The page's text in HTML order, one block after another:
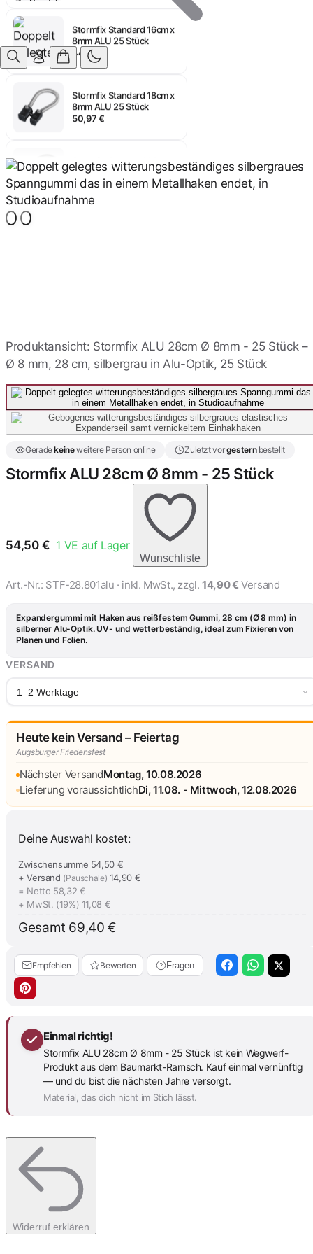
Anmelden
8mm ALU 25 Stück
44,60 €
8mm ALU 25 Stück
50,97 €
8mm ALU 25 Stück
50,97 €
Stormfix Standard 14cm x
8mm ALU 25 Stück
44,60 €
Stormfix Standard 16cm x
8mm ALU 25 Stück
44,60 €
Stormfix Standard 18cm x
Stormfix Standard 20cm x
8mm ALU 25 Stück
Produktansicht: Stormfix ALU 28cm Ø 8mm - 25 Stück –
Ø 8 mm, 28 cm, silbergrau in Alu-Optik, 25 Stück
Geradekeineweitere Person online Zuletzt vorgesternbestellt
Stormfix ALU 28cm Ø 8mm - 25 Stück
54,50 € 1 VE auf Lager
Wunschliste
Art.-Nr.: STF-28.801alu · inkl. MwSt., zzgl.14,90 € Versand
Expandergummi mit Haken aus reißfestem Gummi, 28 cm (Ø 8 mm) in
silberner Alu-Optik. UV- und wetterbeständig, ideal zum Fixieren von
Planen und Folien.
VERSAND
1–2 Werktage
Heute kein Versand – Feiertag
Augsburger Friedensfest
Nächster VersandMontag, 10.08.2026
Lieferung voraussichtlichDi, 11.08. - Mittwoch, 12.08.2026
Deine Auswahl kostet:
Zwischensumme 54,50 €
+ Versand (Pauschale) 14,90 €
= Netto 58,32 €
+ MwSt. (19%) 11,08 €
Gesamt 69,40 €
Empfehlen Bewerten Fragen
Einmal richtig!
Stormfix ALU 28cm Ø 8mm - 25 Stück ist kein Wegwerf-
Produkt aus dem Baumarkt-Ramsch. Kauf einmal vernünftig
— und du bist die nächsten Jahre versorgt.
Material, das dich nicht im Stich lässt.
Widerruf erklären